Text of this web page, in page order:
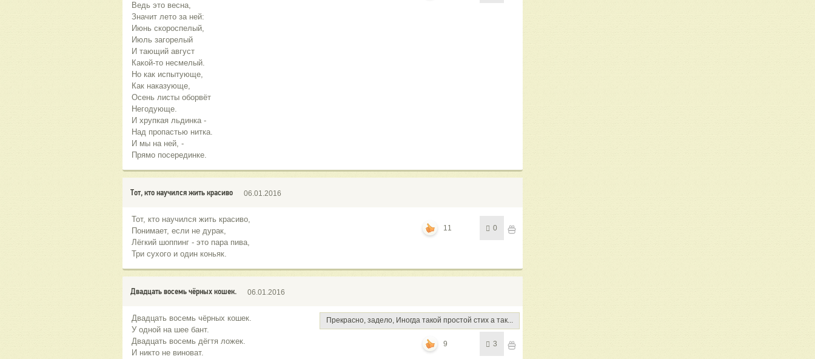
Ведь это весна,
Значит лето за ней:
Июнь скороспелый,
Июль загорелый
И тающий август
Какой-то несмелый.
Но как испытующе,
Как наказующе,
Осень листы оборвёт
Негодующе.
И хрупкая льдинка -
Над пропастью нитка.
И мы на ней, -
Прямо посерединке.
Тот, кто научился жить красиво 06.01.2016
Тот, кто научился жить красиво,
Понимает, если не дурак,
Лёгкий шоппинг - это пара пива,
Три сухого и один коньяк.
11 0
Двадцать восемь чёрных кошек. 06.01.2016
Двадцать восемь чёрных кошек.
У одной на шее бант.
Двадцать восемь дёгтя ложек.
И никто не виноват.
Прекрасно, задело, Иногда такой простой стих а так...
9 3